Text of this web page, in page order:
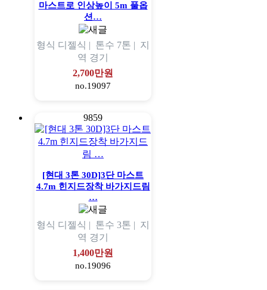
마스트로 인상높이 5m 풀옵
션…
형식 디젤식 | 톤수 7톤 | 지
역 경기
2,700만원
no.19097
9859
[현대 3톤 30D]3단 마스트
4.7m 힌지드장착 바가지드림
…
형식 디젤식 | 톤수 3톤 | 지
역 경기
1,400만원
no.19096